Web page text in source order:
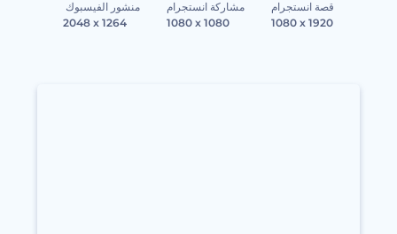
قصة انستجرام
1080 x 1920
مشاركة انستجرام
1080 x 1080
منشور الفيسبوك
2048 x 1264